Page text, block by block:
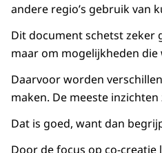
andere regio’s gebruik van
Dit document schetst zeker
maar om mogelijkheden
Daarvoor worden
maken. De meeste
Dat is goed, want dan
Door de focus op co-